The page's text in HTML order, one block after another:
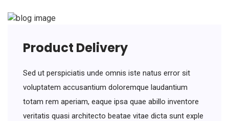
Product Delivery
Sed ut perspiciatis unde omnis iste natus error sit
voluptatem accusantium doloremque laudantium
totam rem aperiam, eaque ipsa quae abillo inventore
veritatis quasi architecto beatae vitae dicta sunt exple